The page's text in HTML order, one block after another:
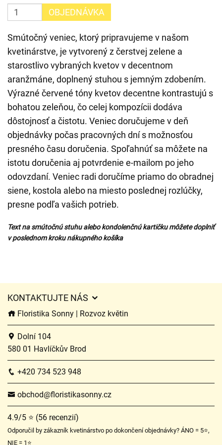
OBJEDNÁVKA
Smútočný veniec, ktorý pripravujeme v našom
kvetinárstve, je vytvorený z čerstvej zelene a
starostlivo vybraných kvetov v decentnom
aranžmáne, doplnený stuhou s jemným zdobením.
Výrazné červené tóny kvetov decentne kontrastujú s
bohatou zeleňou, čo celej kompozícii dodáva
dôstojnosť a čistotu. Veniec doručujeme v deň
objednávky počas pracovných dní s možnosťou
presného času doručenia. Spoľahnúť sa môžete na
istotu doručenia aj potvrdenie e-mailom po jeho
odovzdaní. Veniec radi doručíme priamo do obradnej
siene, kostola alebo na miesto poslednej rozlúčky,
presne podľa vašich potrieb.
Text na smútočnú stuhu alebo kondolenčnú kartičku môžete doplniť
v poslednom kroku nákupného košíka
KONTAKTUJTE NÁS
Floristika Sonny | Rozvoz květin
Dolní 104
580 01 Havlíčkův Brod
+420 734 523 948
obchod@floristikasonny.cz
4.9/5 ⭐ (56 recenzií)
Odporučil by zákazník kvetinárstvo po dokončení objednávky? ÁNO = 5⭐,
NIE = 1⭐